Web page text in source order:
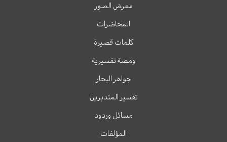
معرض الصور
المحاضرات
كلمات قصيرة
ومضة تفسيرية
جواهر البحار
تفسير المتدبرين
مسائل وردود
المؤلفات